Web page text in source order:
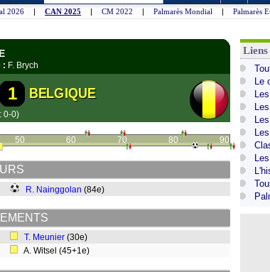
2026 | CAN 2025 | CM 2022 | Palmarès Mondial | Palmarès
: F. Brych
1 BELGIQUE
0-0)
50 60 70 80 90
R. Nainggolan (84e)
T. Meunier (30e)
A. Witsel (45+1e)
Le